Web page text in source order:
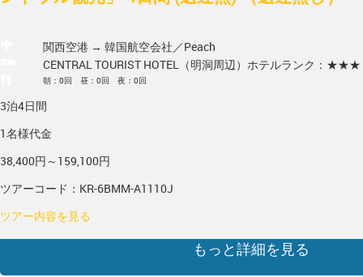
関西空港 → 韓国航空会社／Peach
CENTRAL TOURIST HOTEL（明洞周辺） ホテルランク：★★★
朝：0回 昼：0回 夜：0回
3泊4日間
1名様代金
38,400円～159,100円
ツアーコード：KR-6BMM-A1110J
ツアー内容を見る
もっと詳細を見る